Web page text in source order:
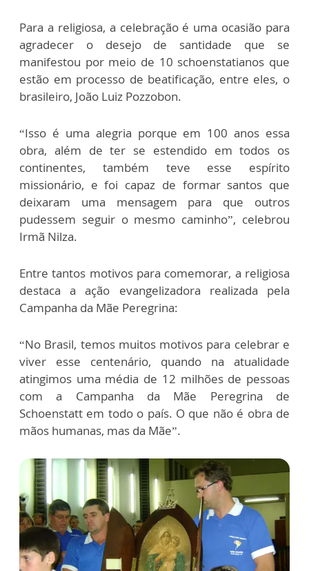
Para a religiosa, a celebração é uma ocasião para
agradecer o desejo de santidade que se
manifestou por meio de 10 schoenstatianos que
estão em processo de beatificação, entre eles, o
brasileiro, João Luiz Pozzobon.
“Isso é uma alegria porque em 100 anos essa
obra, além de ter se estendido em todos os
continentes, também teve esse espírito
missionário, e foi capaz de formar santos que
deixaram uma mensagem para que outros
pudessem seguir o mesmo caminho”, celebrou
Irmã Nilza.
Entre tantos motivos para comemorar, a religiosa
destaca a ação evangelizadora realizada pela
Campanha da Mãe Peregrina:
“No Brasil, temos muitos motivos para celebrar e
viver esse centenário, quando na atualidade
atingimos uma média de 12 milhões de pessoas
com a Campanha da Mãe Peregrina de
Schoenstatt em todo o país. O que não é obra de
mãos humanas, mas da Mãe”.